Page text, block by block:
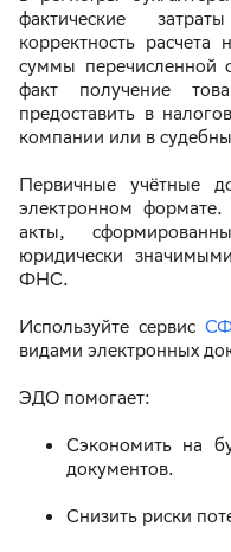
фактические
корректность
суммы перечисленной
факт получение
предоставить в
компании или в
Первичные учётные
электронном
акты,
юридически
ФНС.
Используйте сервис
видами электронных
ЭДО помогает:
Сэкономить на
документов.
Снизить риски